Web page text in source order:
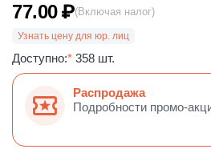
77.00₽(Включая налог)
Узнать цену для юр. лиц
Доступно:* 358 шт.
Распродажа
Подробности промо-